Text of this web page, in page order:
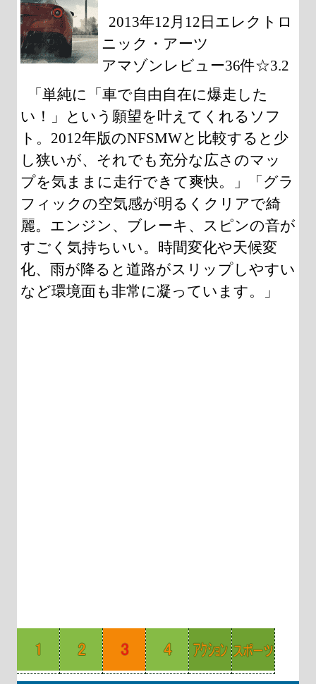
2013年12月12日エレクトロ
ニック・アーツ
アマゾンレビュー36件☆3.2
「単純に「車で自由自在に爆走した
い！」という願望を叶えてくれるソフ
ト。2012年版のNFSMWと比較すると少
し狭いが、それでも充分な広さのマッ
プを気ままに走行できて爽快。」「グラ
フィックの空気感が明るくクリアで綺
麗。エンジン、ブレーキ、スピンの音が
すごく気持ちいい。時間変化や天候変
化、雨が降ると道路がスリップしやすい
など環境面も非常に凝っています。」